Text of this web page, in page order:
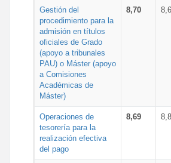
Gestión del
procedimiento para la
admisión en títulos
oficiales de Grado
(apoyo a tribunales
PAU) o Máster (apoyo
a Comisiones
Académicas de
Máster)
8,70
Operaciones de
tesorería para la
realización efectiva
del pago
8,69